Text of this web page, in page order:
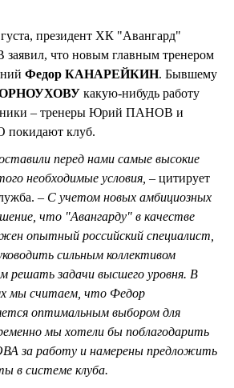
президент ХК "Авангард"
что новым главным тренером
Федор КАНАРЕЙКИН. Бывшему
какую-нибудь работу
– тренеры Юрий ПАНОВ и
клуб.
перед нами самые высокие
необходимые условия, – цитирует
– С учетом новых амбициозных
что "Авангарду" в качестве
опытный российский специалист,
сильным коллективом
решать задачи высшего уровня. В
мы считаем, что Федор
оптимальным выбором для
мы хотели бы поблагодарить
за работу и намерены предложить
в системе клуба.